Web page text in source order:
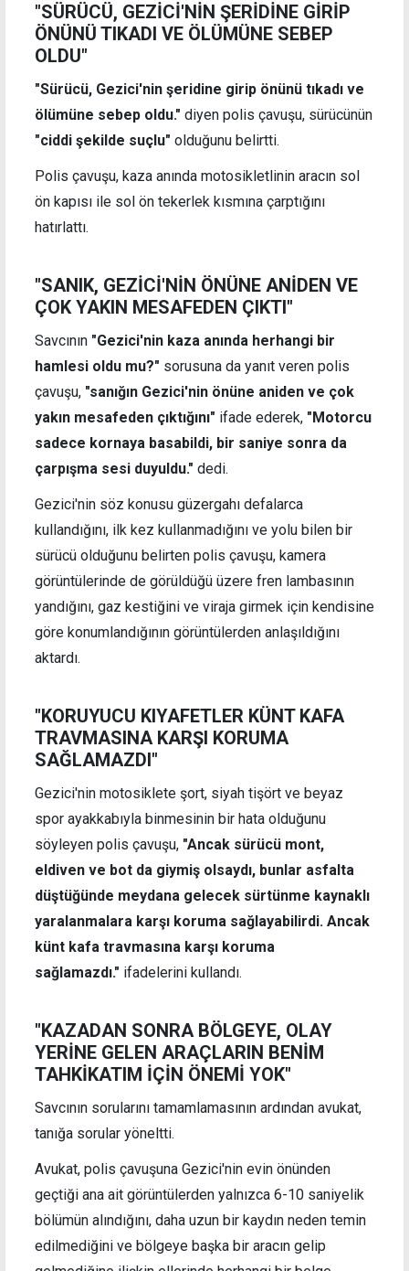
"SÜRÜCÜ, GEZİCİ'NİN ŞERİDİNE GİRİP
ÖNÜNÜ TIKADI VE ÖLÜMÜNE SEBEP
OLDU"
"Sürücü, Gezici'nin şeridine girip önünü tıkadı ve
ölümüne sebep oldu." diyen polis çavuşu, sürücünün
"ciddi şekilde suçlu" olduğunu belirtti.
Polis çavuşu, kaza anında motosikletlinin aracın sol
ön kapısı ile sol ön tekerlek kısmına çarptığını
hatırlattı.
"SANIK, GEZİCİ'NİN ÖNÜNE ANİDEN VE
ÇOK YAKIN MESAFEDEN ÇIKTI"
Savcının "Gezici'nin kaza anında herhangi bir
hamlesi oldu mu?" sorusuna da yanıt veren polis
çavuşu, "sanığın Gezici'nin önüne aniden ve çok
yakın mesafeden çıktığını" ifade ederek, "Motorcu
sadece kornaya basabildi, bir saniye sonra da
çarpışma sesi duyuldu." dedi.
Gezici'nin söz konusu güzergahı defalarca
kullandığını, ilk kez kullanmadığını ve yolu bilen bir
sürücü olduğunu belirten polis çavuşu, kamera
görüntülerinde de görüldüğü üzere fren lambasının
yandığını, gaz kestiğini ve viraja girmek için kendisine
göre konumlandığının görüntülerden anlaşıldığını
aktardı.
"KORUYUCU KIYAFETLER KÜNT KAFA
TRAVMASINA KARŞI KORUMA
SAĞLAMAZDI"
Gezici'nin motosiklete şort, siyah tişört ve beyaz
spor ayakkabıyla binmesinin bir hata olduğunu
söyleyen polis çavuşu, "Ancak sürücü mont,
eldiven ve bot da giymiş olsaydı, bunlar asfalta
düştüğünde meydana gelecek sürtünme kaynaklı
yaralanmalara karşı koruma sağlayabilirdi. Ancak
künt kafa travmasına karşı koruma
sağlamazdı." ifadelerini kullandı.
"KAZADAN SONRA BÖLGEYE, OLAY
YERİNE GELEN ARAÇLARIN BENİM
TAHKİKATIM İÇİN ÖNEMİ YOK"
Savcının sorularını tamamlamasının ardından avukat,
tanığa sorular yöneltti.
Avukat, polis çavuşuna Gezici'nin evin önünden
geçtiği ana ait görüntülerden yalnızca 6-10 saniyelik
bölümün alındığını, daha uzun bir kaydın neden temin
edilmediğini ve bölgeye başka bir aracın gelip